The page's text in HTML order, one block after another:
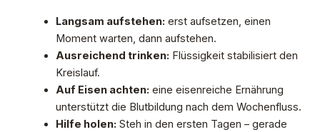
Langsam aufstehen: erst aufsetzen, einen
Moment warten, dann aufstehen.
Ausreichend trinken: Flüssigkeit stabilisiert den
Kreislauf.
Auf Eisen achten: eine eisenreiche Ernährung
unterstützt die Blutbildung nach dem Wochenfluss.
Hilfe holen: Steh in den ersten Tagen – gerade